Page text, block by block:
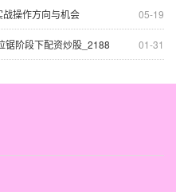
05-19
操作方向与机会
01-31
锯阶段下配资炒股_2188